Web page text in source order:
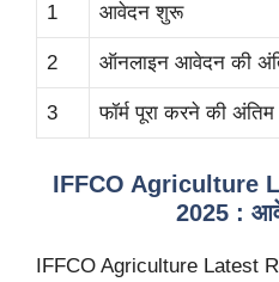
1 आवेदन शुरू
2 ऑनलाइन आवेदन की
3 फॉर्म पूरा करने की अंतिम
IFFCO Agriculture
2025 :
IFFCO Agriculture Latest